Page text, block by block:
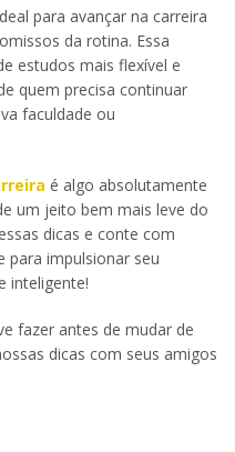
para avançar na carreira
da rotina. Essa
estudos mais flexível e
quem precisa continuar
faculdade ou
é algo absolutamente
um jeito bem mais leve do
dicas e conte com
para impulsionar seu
inteligente!
fazer antes de mudar de
dicas com seus amigos